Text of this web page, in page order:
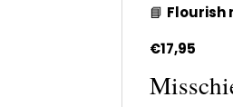
📘 Flourish
€17,95